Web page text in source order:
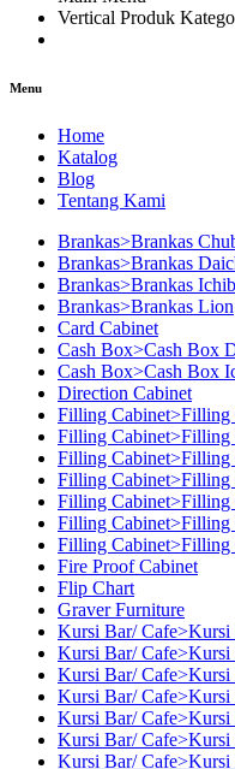
Vertical Produk
Menu
Home
Katalog
Blog
Tentang Kami
Brankas>Brankas
Brankas>Brankas
Brankas>Brankas
Brankas>Brankas Lion
Card Cabinet
Cash Box>Cash Box
Cash Box>Cash Box
Direction Cabinet
Filling Cabinet>Filling
Filling Cabinet>Filling
Filling Cabinet>Filling
Filling Cabinet>Filling
Filling Cabinet>Filling
Filling Cabinet>Filling
Filling Cabinet>Filling
Fire Proof Cabinet
Flip Chart
Graver Furniture
Kursi Bar/ Cafe>Kursi
Kursi Bar/ Cafe>Kursi
Kursi Bar/ Cafe>Kursi
Kursi Bar/ Cafe>Kursi
Kursi Bar/ Cafe>Kursi
Kursi Bar/ Cafe>Kursi
Kursi Bar/ Cafe>Kursi